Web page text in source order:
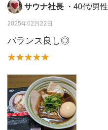
サウナ社長 ・40代/男性
2025年02月22日
バランス良し◎